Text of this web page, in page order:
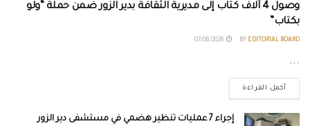
وصول 4 آلاف كتاب إلى مديرية الثقافة بدير الزور ضمن حملة “ولو
بكتاب”
BY EDITORIAL BOARD
...
أكمل القراءة
إجراء 7 عمليات تنظير هضمي في مستشفى دير الزور